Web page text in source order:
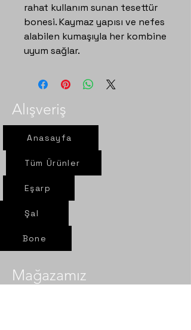
rahat kullanım sunan tesettür
bonesi. Kaymaz yapısı ve nefes
alabilen kumaşıyla her kombine
uyum sağlar.
Alışveriş
Anasayfa
Tüm Ürünler
Eşarp
Şal
Bone
Mağazamız